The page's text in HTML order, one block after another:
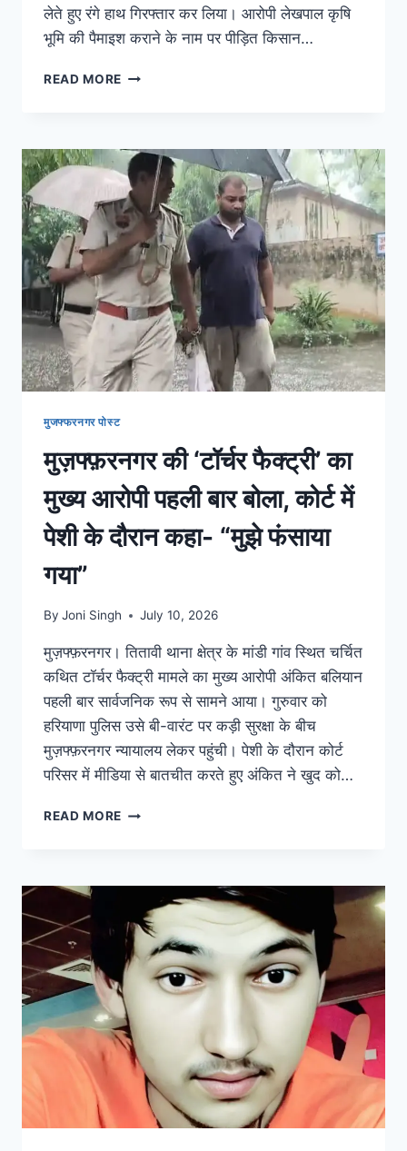
लेते हुए रंगे हाथ गिरफ्तार कर लिया। आरोपी लेखपाल कृषि
भूमि की पैमाइश कराने के नाम पर पीड़ित किसान…
READ MORE
मुजफ्फरनगर पोस्ट
मुज़फ्फ़रनगर की ‘टॉर्चर फैक्ट्री’ का
मुख्य आरोपी पहली बार बोला, कोर्ट में
पेशी के दौरान कहा- “मुझे फंसाया
गया”
By Joni Singh July 10, 2026
मुज़फ्फ़रनगर। तितावी थाना क्षेत्र के मांडी गांव स्थित चर्चित
कथित टॉर्चर फैक्ट्री मामले का मुख्य आरोपी अंकित बलियान
पहली बार सार्वजनिक रूप से सामने आया। गुरुवार को
हरियाणा पुलिस उसे बी-वारंट पर कड़ी सुरक्षा के बीच
मुज़फ्फ़रनगर न्यायालय लेकर पहुंची। पेशी के दौरान कोर्ट
परिसर में मीडिया से बातचीत करते हुए अंकित ने खुद को…
READ MORE